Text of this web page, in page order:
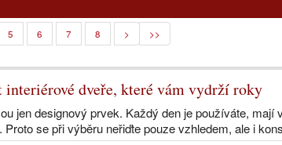
5 6 7 8 > >>
interiérové dveře, které vám vydrží roky
jen designový prvek. Každý den je používáte, mají
Proto se při výběru neřiďte pouze vzhledem, ale i